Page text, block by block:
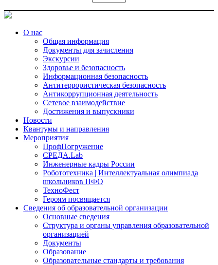
О нас
Общая информация
Документы для зачисления
Экскурсии
Здоровье и безопасность
Информационная безопасность
Антитеррористическая безопасность
Антикоррупционная деятельность
Сетевое взаимодействие
Достижения и выпускники
Новости
Квантумы и направления
Мероприятия
ПрофПогружение
СРЕДА.Lab
Инженерные кадры России
Робототехника | Интеллектуальная олимпиада
школьников ПФО
ТехноФест
Героям посвящается
Сведения об образовательной организации
Основные сведения
Структура и органы управления образовательной
организацией
Документы
Образование
Образовательные стандарты и требования